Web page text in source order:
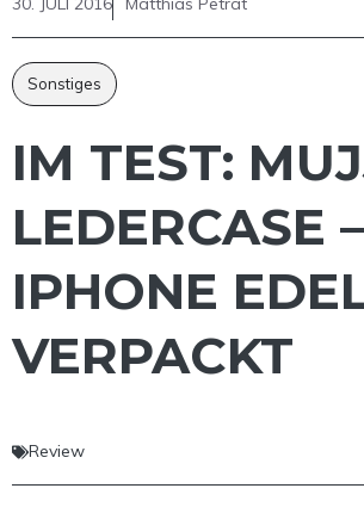
Sonstiges
IM TEST:
LEDERCASE
IPHONE
VERPACKT
Review